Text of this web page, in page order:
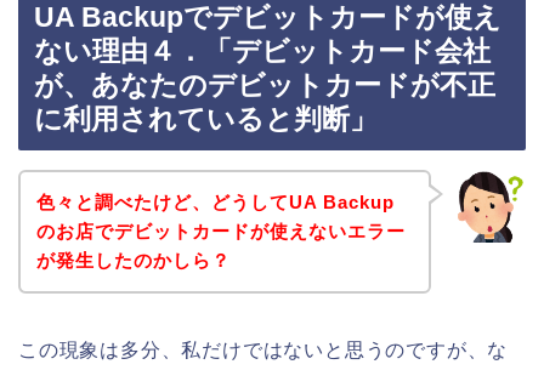
UA Backupでデビットカードが使え
ない理由４．「デビットカード会社
が、あなたのデビットカードが不正
に利用されていると判断」
色々と調べたけど、どうしてUA Backup
のお店でデビットカードが使えないエラー
が発生したのかしら？
この現象は多分、私だけではないと思うのですが、な